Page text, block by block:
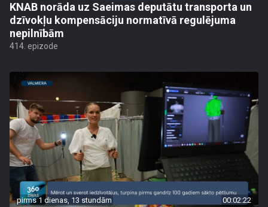
KNAB norāda uz Saeimas deputātu transporta un
dzīvokļu kompensāciju normatīvā regulējuma
nepilnībām
414. epizode
pirms 1 dienas, 13 stundām 00:02:22